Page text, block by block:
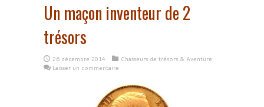
Un maçon inventeur de 2
trésors
26 décembre 2014
Chasseurs de trésors & Aventure
Laisser un commentaire